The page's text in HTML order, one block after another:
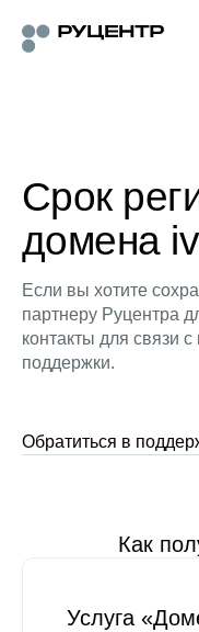
Срок
домена
Если вы хотите
партнеру Руцентра
контакты для связи
поддержки.
Обратиться в
Как
Услуга